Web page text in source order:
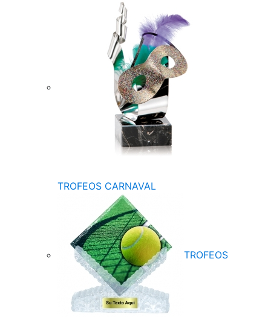
TROFEOS CARNAVAL
TROFEOS